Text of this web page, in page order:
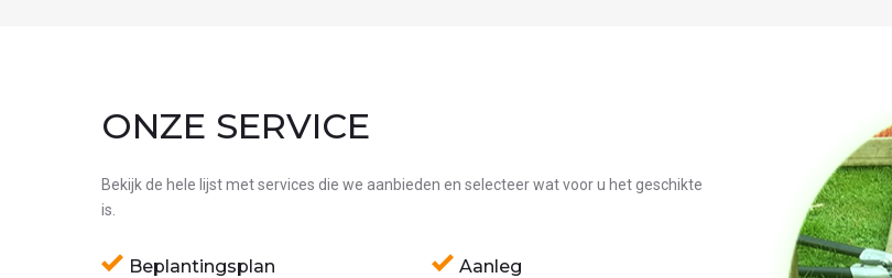
ONZE SERVICE
Bekijk de hele lijst met services die we aanbieden en selecteer wat voor u het geschikte
is.
Beplantingsplan Aanleg